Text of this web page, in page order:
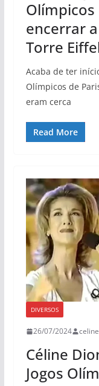
encerrar
Torre
Acaba de ter
Olímpicos de
eram cerca
Read More
DIVERSOS
26/07/2024
Céline
Jogos